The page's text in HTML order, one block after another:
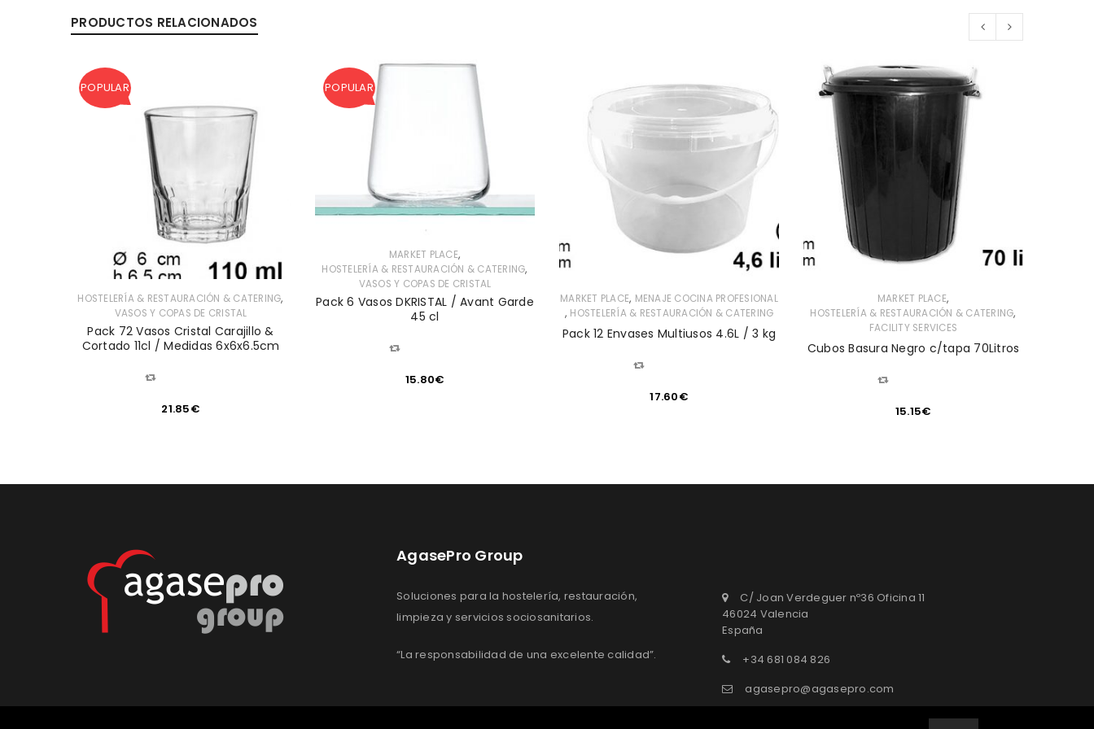
PRODUCTOS RELACIONADOS
POPULAR
HOSTELERÍA & RESTAURACIÓN & CATERING,
VASOS Y COPAS DE CRISTAL
Pack 72 Vasos Cristal Carajillo &
Cortado 11cl / Medidas 6x6x6.5cm
COMPARAR
21.85€
POPULAR
MARKET PLACE,
HOSTELERÍA & RESTAURACIÓN & CATERING,
VASOS Y COPAS DE CRISTAL
Pack 6 Vasos DKRISTAL / Avant Garde
45 cl
COMPARAR
15.80€
MARKET PLACE, MENAJE COCINA PROFESIONAL
, HOSTELERÍA & RESTAURACIÓN & CATERING
Pack 12 Envases Multiusos 4.6L / 3 kg
COMPARAR
17.60€
MARKET PLACE,
HOSTELERÍA & RESTAURACIÓN & CATERING,
FACILITY SERVICES
Cubos Basura Negro c/tapa 70Litros
COMPARAR
15.15€
AgasePro Group
Soluciones para la hostelería, restauración,
limpieza y servicios sociosanitarios.
“La responsabilidad de una excelente calidad”.
C/ Joan Verdeguer nº36 Oficina 11
46024 Valencia
España
+34 681 084 826
agasepro@agasepro.com